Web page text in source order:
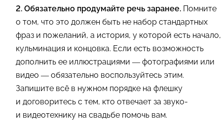
2. Обязательно продумайте речь заранее. Помните
о том, что это должен быть не набор стандартных
фраз и пожеланий, а история, у которой есть начало,
кульминация и концовка. Если есть возможность
дополнить ее иллюстрациями — фотографиями или
видео — обязательно воспользуйтесь этим.
Запишите всё в нужном порядке на флешку
и договоритесь с тем, кто отвечает за звуко-
и видеотехнику на свадьбе помочь вам.